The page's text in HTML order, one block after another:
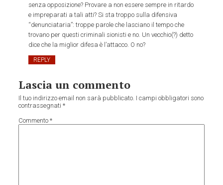
senza opposizione? Provare a non essere sempre in ritardo
e impreparati a tali atti? Si sta troppo sulla difensiva
“denunciataria”: troppe parole che lasciano il tempo che
trovano per questi criminali sionisti e no. Un vecchio(?) detto
dice che la miglior difesa è l’attacco. O no?
REPLY
Lascia un commento
Il tuo indirizzo email non sarà pubblicato. I campi obbligatori sono
contrassegnati*
Commento*